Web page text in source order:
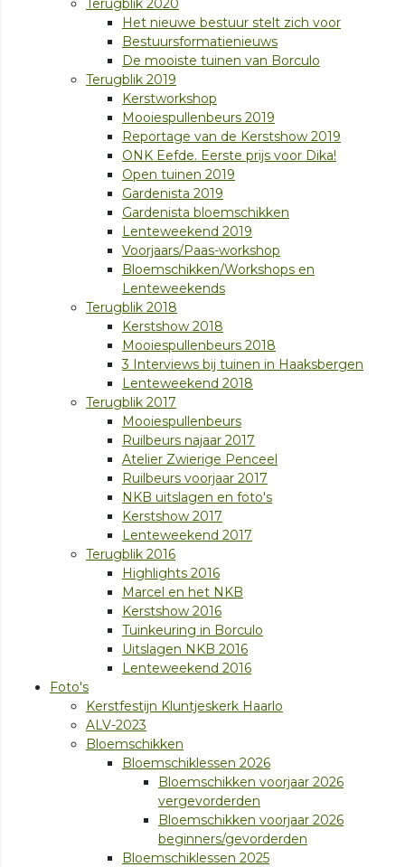
Terugblik 2020
Het nieuwe bestuur stelt zich voor
Bestuursformatienieuws
De mooiste tuinen van Borculo
Terugblik 2019
Kerstworkshop
Mooiespullenbeurs 2019
Reportage van de Kerstshow 2019
ONK Eefde. Eerste prijs voor Dika!
Open tuinen 2019
Gardenista 2019
Gardenista bloemschikken
Lenteweekend 2019
Voorjaars/Paas-workshop
Bloemschikken/Workshops en
Lenteweekends
Terugblik 2018
Kerstshow 2018
Mooiespullenbeurs 2018
3 Interviews bij tuinen in Haaksbergen
Lenteweekend 2018
Terugblik 2017
Mooiespullenbeurs
Ruilbeurs najaar 2017
Atelier Zwierige Penceel
Ruilbeurs voorjaar 2017
NKB uitslagen en foto's
Kerstshow 2017
Lenteweekend 2017
Terugblik 2016
Highlights 2016
Marcel en het NKB
Kerstshow 2016
Tuinkeuring in Borculo
Uitslagen NKB 2016
Lenteweekend 2016
Foto's
Kerstfestijn Kluntjeskerk Haarlo
ALV-2023
Bloemschikken
Bloemschiklessen 2026
Bloemschikken voorjaar 2026
vergevorderden
Bloemschikken voorjaar 2026
beginners/gevorderden
Bloemschiklessen 2025